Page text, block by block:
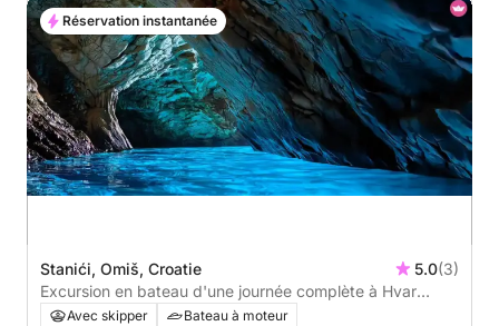
Stanići, Omiš, Croatie 5.0(3)
Excursion en bateau d'une journée complète à Hvar
caché et à la grotte bleue
Avec skipper
Bateau à moteur
Réservation instantanée